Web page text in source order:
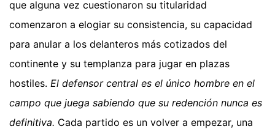
que alguna vez cuestionaron su titularidad
comenzaron a elogiar su consistencia, su capacidad
para anular a los delanteros más cotizados del
continente y su templanza para jugar en plazas
hostiles. El defensor central es el único hombre en el
campo que juega sabiendo que su redención nunca es
definitiva. Cada partido es un volver a empezar, una